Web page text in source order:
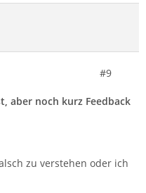
#9
aber noch kurz Feedback
zu verstehen oder ich